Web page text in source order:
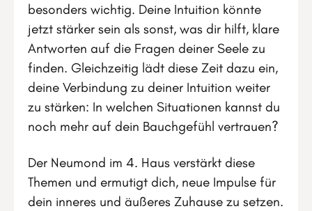
besonders wichtig. Deine Intuition könnte
jetzt stärker sein als sonst, was dir hilft, klare
Antworten auf die Fragen deiner Seele zu
finden. Gleichzeitig lädt diese Zeit dazu ein,
deine Verbindung zu deiner Intuition weiter
zu stärken: In welchen Situationen kannst du
noch mehr auf dein Bauchgefühl vertrauen?
Der Neumond im 4. Haus verstärkt diese
Themen und ermutigt dich, neue Impulse für
dein inneres und äußeres Zuhause zu setzen.